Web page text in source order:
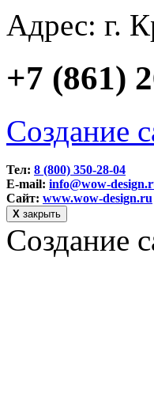
Адрес: г.
+7 (861)
Создание
Тел: 8 (800) 350-28-04
E-mail: info@wow-
Сайт: www.wow-design.ru
Х закрыть
Создание